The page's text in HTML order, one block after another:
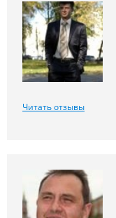
Читать отзывы